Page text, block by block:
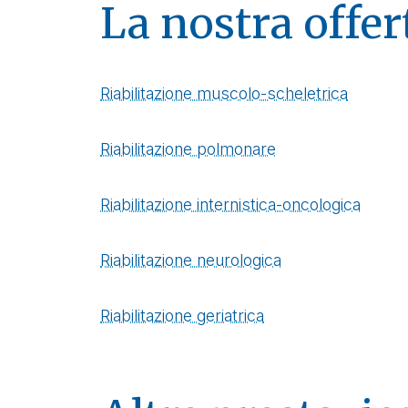
La nostra
Riabilitazione muscolo-scheletrica
Riabilitazione polmonare
Riabilitazione internistica-oncologica
Riabilitazione neurologica
Riabilitazione geriatrica